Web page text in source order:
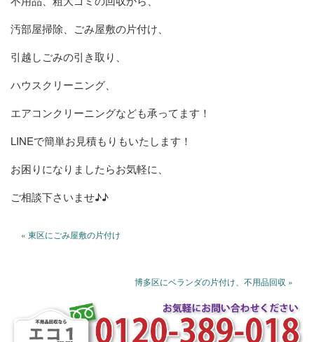
汚部屋掃除、ごみ屋敷の片付け、
引越しごみの引き取り、
ハウスクリーニング、
エアコンクリーニングなども承ってます！
LINEで簡単お見積もりもいたします！
お困りになりましたらお気軽に、
ご相談下さいませ♪♪
« 東区にごみ屋敷の片付け
博多区にベランダの片付け、不用品回収 »